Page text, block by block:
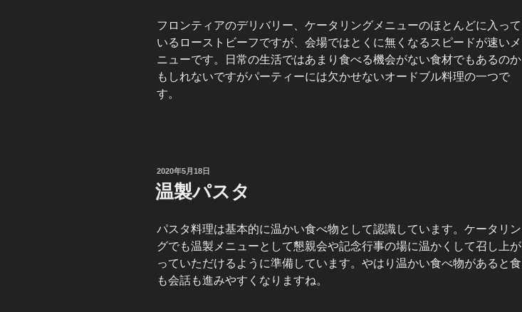
フロンティアのデリバリー、ケータリングメニューのほとんどに入って
いるローストビーフですが、会場ではとくに無くなるスピードが速いメ
ニューです。日常の生活ではあまり食べる機会がない食材でもあるのか
もしれないですがパーティーには欠かせないオードブル料理の一つで
す。
投
稿
日:
2020年5月18日
温製パスタ
パスタ料理は基本的に温かい食べ物として認識しています。ケータリン
グでも温製メニューとして懇親会や記念行事の場に温かくして召し上が
っていただけるように準備しています。やはり温かい食べ物があると食
も会話も進みやすくなりますね。